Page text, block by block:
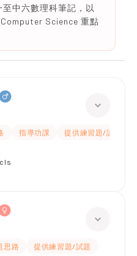
中六數理科筆記，以
Science 重點
指導功課 提供練習題/試題
思路
提供練習題/試題